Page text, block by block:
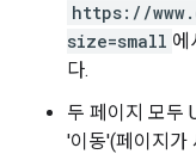
https://
size=small 에
다.
두 페이지 모두
'이동'(페이지가